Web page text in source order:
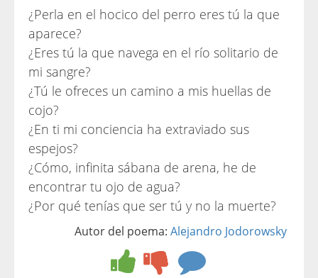
¿Perla en el hocico del perro eres tú la que
aparece?
¿Eres tú la que navega en el río solitario de
mi sangre?
¿Tú le ofreces un camino a mis huellas de
cojo?
¿En ti mi conciencia ha extraviado sus
espejos?
¿Cómo, infinita sábana de arena, he de
encontrar tu ojo de agua?
¿Por qué tenías que ser tú y no la muerte?
Autor del poema: Alejandro Jodorowsky